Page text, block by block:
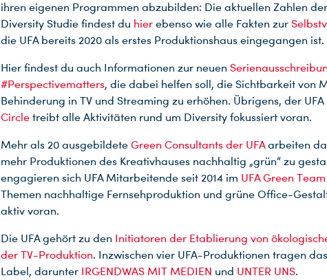
ihren eigenen Programmen abzubilden: Die aktuellen Zahlen
Diversity Studie findest du hier ebenso wie alle Fakten zur
die UFA bereits 2020 als erstes Produktionshaus eingegangen ist.
Hier findest du auch Informationen zur neuen
#Perspectivematters, die dabei helfen soll, die Sichtbarkeit von
Behinderung in TV und Streaming zu erhöhen. Übrigens, der
Circle treibt alle Aktivitäten rund um Diversity fokussiert voran.
Mehr als 20 ausgebildete Green Consultants der UFAarbeiten
mehr Produktionen des Kreativhauses nachhaltig „grün“ zu
engagieren sich UFA Mitarbeitende seit 2014 im UFA Green Team
Themen nachhaltige Fernsehproduktion und grüne Office-
aktiv voran.
Die UFA gehört zu den Initiatoren der Etablierung von
der TV-Produktion. Inzwischen vier UFA-Produktionen tragen
Label, darunter IRGENDWAS MIT MEDIEN und UNTER UNS.